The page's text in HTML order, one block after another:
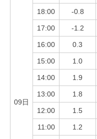
09日
18:00 -0.8
17:00 -1.2
16:00 0.3
15:00 1.0
14:00 1.9
13:00 1.8
12:00 1.5
11:00 1.2